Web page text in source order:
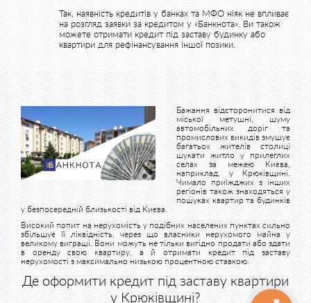
Бажання відсторонитися від
міської метушні, шуму
автомобільних доріг та
промислових викидів змушує
багатьох жителів столиці
шукати житло у прилеглих
селах за межею Києва,
наприклад, у Крюківщині.
Чимало приїжджих з інших
регіонів також знаходяться у
пошуках квартир та будинків
у безпосередній близькості від Києва.
Високий попит на нерухомість у подібних населених пунктах сильно
збільшує її ліквідність, через що власники нерухомого майна у
великому виграші. Вони можуть не тільки вигідно продати або здати
в оренду свою квартиру, а й отримати кредит під заставу
нерухомості з максимально низькою процентною ставкою.
Де оформити кредит під заставу квартири
у Крюківщині?
Так, наявність кредитів у банках та МФО ніяк не впливає
на розгляд заявки за кредитом у «Банкнота». Ви також
можете отримати кредит під заставу будинку або
квартири для рефінансування іншої позики.